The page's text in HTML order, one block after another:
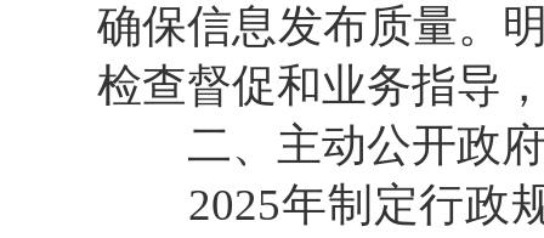
确保信息发布质量。
检查督促和业务指导
二、主动公开政府
2025年制定行政规